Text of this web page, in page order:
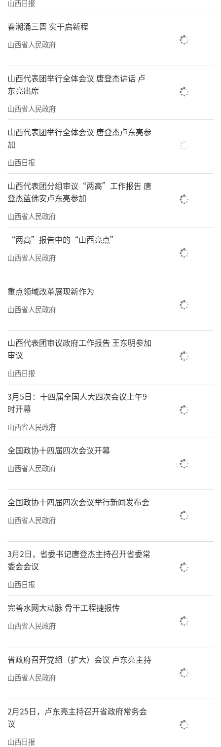
山西日报
春潮涌三晋 实干启新程
山西省人民政府
山西代表团举行全体会议 唐登杰讲话 卢
东亮出席
山西省人民政府
山西代表团举行全体会议 唐登杰卢东亮参
加
山西日报
山西代表团分组审议“两高”工作报告 唐
登杰蓝佛安卢东亮参加
山西省人民政府
“两高”报告中的“山西亮点”
山西省人民政府
重点领域改革展现新作为
山西省人民政府
山西代表团审议政府工作报告 王东明参加
审议
山西日报
3月5日：十四届全国人大四次会议上午9
时开幕
山西省人民政府
全国政协十四届四次会议开幕
山西省人民政府
全国政协十四届四次会议举行新闻发布会
山西省人民政府
3月2日，省委书记唐登杰主持召开省委常
委会会议
山西日报
完善水网大动脉 骨干工程捷报传
山西省人民政府
省政府召开党组（扩大）会议 卢东亮主持
山西省人民政府
2月25日，卢东亮主持召开省政府常务会
议
山西日报